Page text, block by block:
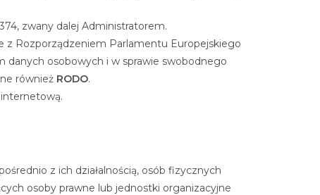
zwany dalej Administratorem.
z Rozporządzeniem Parlamentu Europejskiego
danych osobowych i w sprawie swobodnego
również RODO.
z ich działalnością, osób fizycznych
osoby prawne lub jednostki organizacyjne